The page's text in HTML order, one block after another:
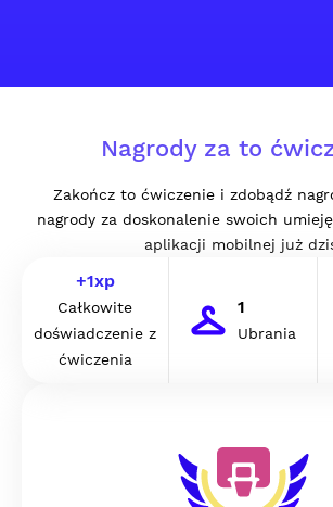
Nagrody za to
Zakończ to ćwiczenie i zdobądź
nagrody za doskonalenie swoich
aplikacji mobilnej już
+1xp
Całkowite
doświadczenie z
ćwiczenia
1
Ubrania